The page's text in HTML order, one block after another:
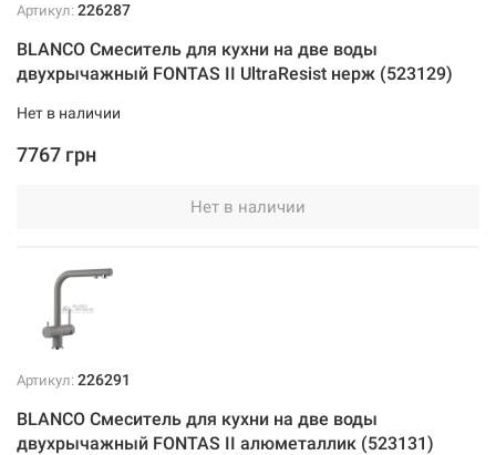
Артикул: 226287
BLANCO Смеситель для кухни на две воды
двухрычажный FONTAS II UltraResist нерж (523129)
Нет в наличии
7767 грн
Нет в наличии
Артикул: 226291
BLANCO Смеситель для кухни на две воды
двухрычажный FONTAS II алюметаллик (523131)